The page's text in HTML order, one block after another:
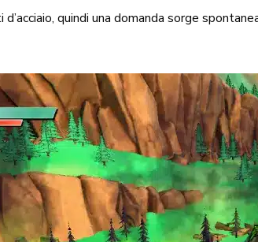
quindi una domanda sorge